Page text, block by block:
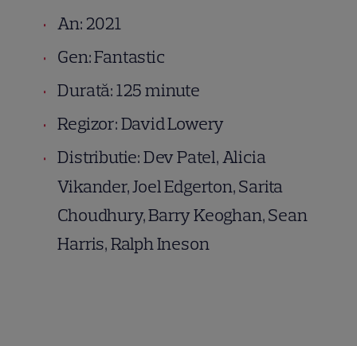
An: 2021
Gen: Fantastic
Durată: 125 minute
Regizor: David Lowery
Distributie: Dev Patel, Alicia
Vikander, Joel Edgerton, Sarita
Choudhury, Barry Keoghan, Sean
Harris, Ralph Ineson